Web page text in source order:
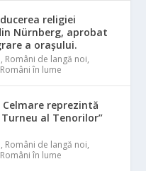
religiei
Nürnberg, aprobat
a orașului.
, Români de langă noi,
Români în lume
reprezintă
al Tenorilor”
, Români de langă noi,
Români în lume